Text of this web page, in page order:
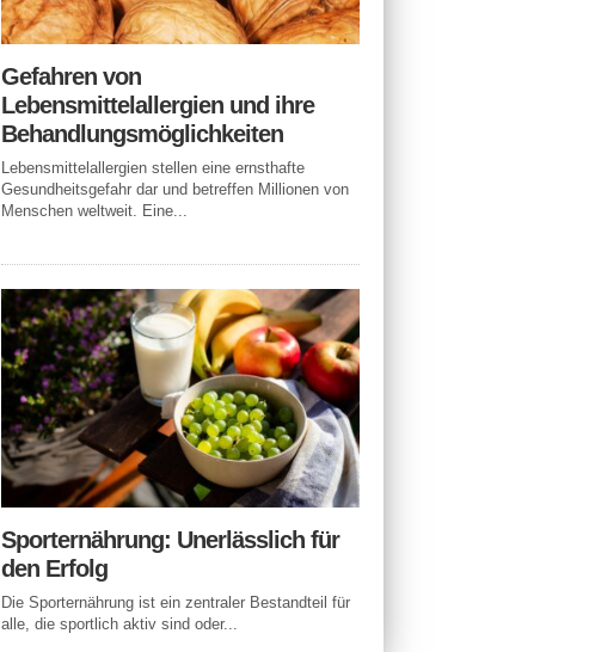
Gefahren von
Lebensmittelallergien und ihre
Behandlungsmöglichkeiten
Lebensmittelallergien stellen eine ernsthafte
Gesundheitsgefahr dar und betreffen Millionen von
Menschen weltweit. Eine...
Sporternährung: Unerlässlich für
den Erfolg
Die Sporternährung ist ein zentraler Bestandteil für
alle, die sportlich aktiv sind oder...